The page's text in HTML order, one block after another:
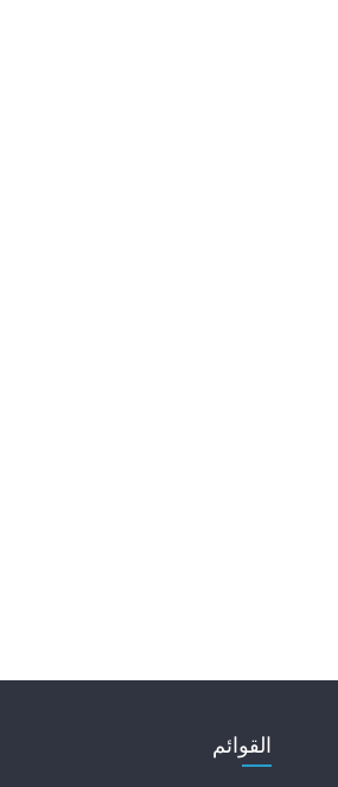
القوائم